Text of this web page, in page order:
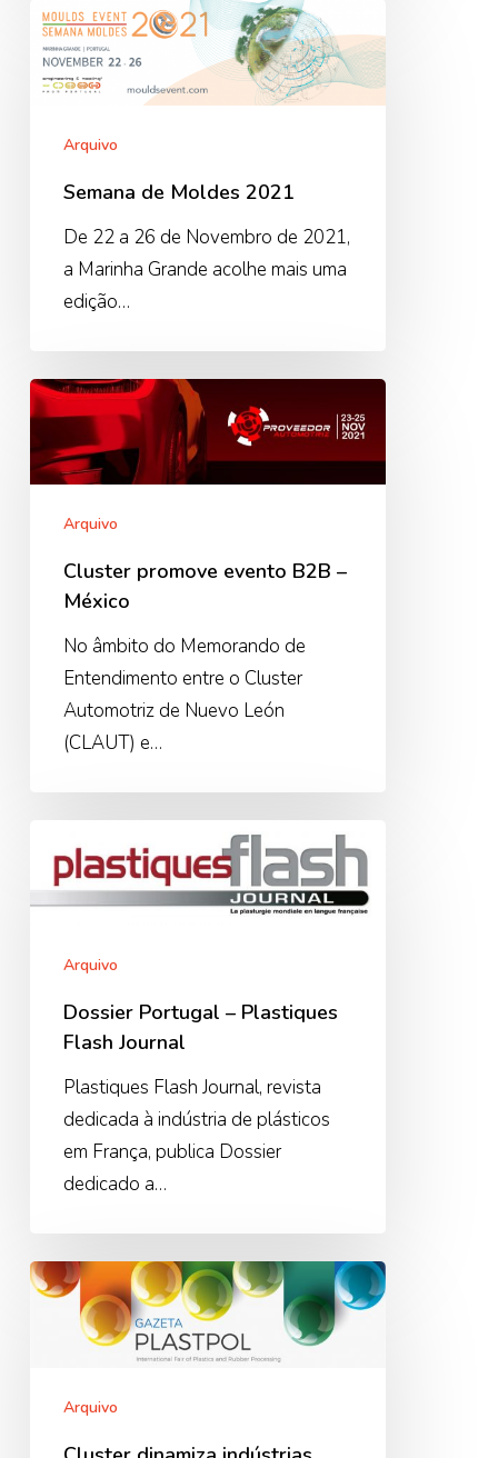
Semana
de
Moldes
Arquivo
Semana de Moldes 2021
De 22 a 26 de Novembro de 2021,
a Marinha Grande acolhe mais uma
edição…
Cluster
promove
evento
B2B
Arquivo
Cluster promove evento B2B –
México
No âmbito do Memorando de
Entendimento entre o Cluster
Automotriz de Nuevo León
(CLAUT) e…
Portugal
–
FlashArquivo
Dossier Portugal – Plastiques
Flash Journal
Plastiques Flash Journal, revista
dedicada à indústria de plásticos
em França, publica Dossier
dedicado a…
Cluster
dinamiza
indústrias
Arquivo